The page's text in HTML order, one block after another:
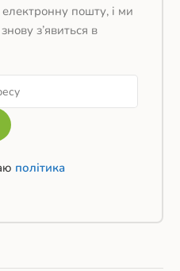
пошту, і ми
з’явиться в
політика